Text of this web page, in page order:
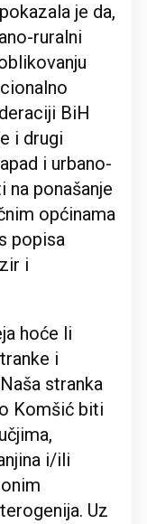
je da,
ruralni
BiH
i drugi
i urbano-
na ponašanje
općinama
popisa
i
hoće li
i
stranka
Komšić biti
i/ili
Uz